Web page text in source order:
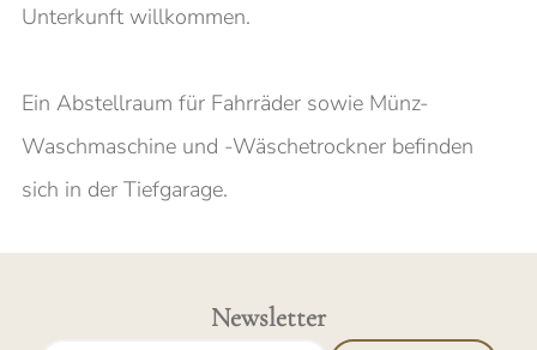
Unterkunft willkommen.
Ein Abstellraum für Fahrräder sowie Münz-
Waschmaschine und -Wäschetrockner befinden
sich in der Tiefgarage.
Newsletter